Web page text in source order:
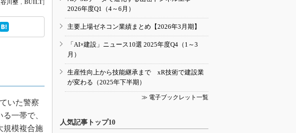
[谷川整 ， BUILT]
いた警察
一帯で、
規模複合施
2026年度Q1（4～6月）
主要上場ゼネコン業績まとめ【2026年3月期】
「AI×建設」ニュース10選 2025年度Q4（1～3
月）
生産性向上から技能継承まで xR技術で建設業
が変わる（2025年下半期）
≫ 電子ブックレット一覧
人気記事トップ10